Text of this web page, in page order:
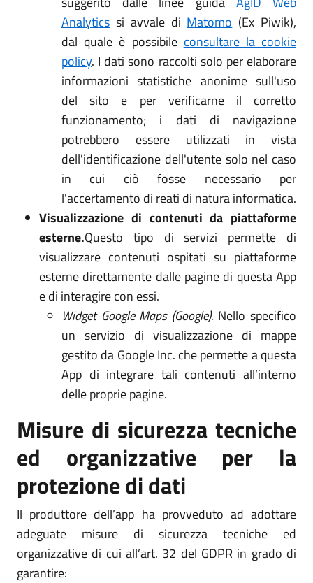
Analytics si avvale di Matomo (Ex Piwik),
dal quale è possibile consultare la cookie
policy. I dati sono raccolti solo per elaborare
informazioni statistiche anonime sull'uso
del sito e per verificarne il corretto
funzionamento; i dati di navigazione
potrebbero essere utilizzati in vista
dell'identificazione dell'utente solo nel caso
in cui ciò fosse necessario per
l'accertamento di reati di natura informatica.
Visualizzazione di contenuti da piattaforme
esterne.Questo tipo di servizi permette di
visualizzare contenuti ospitati su piattaforme
esterne direttamente dalle pagine di questa App
e di interagire con essi.
Widget Google Maps (Google). Nello specifico
un servizio di visualizzazione di mappe
gestito da Google Inc. che permette a questa
App di integrare tali contenuti all’interno
delle proprie pagine.
Misure di sicurezza tecniche
ed organizzative per la
protezione di dati
Il produttore dell’app ha provveduto ad adottare
adeguate misure di sicurezza tecniche ed
organizzative di cui all’art. 32 del GDPR in grado di
garantire: